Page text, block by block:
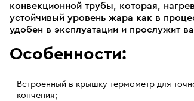
конвекционной трубы, которая,
устойчивый уровень жара как в
удобен в эксплуатации и прослужит
Особенности:
Встроенный в крышку термометр для
копчения;